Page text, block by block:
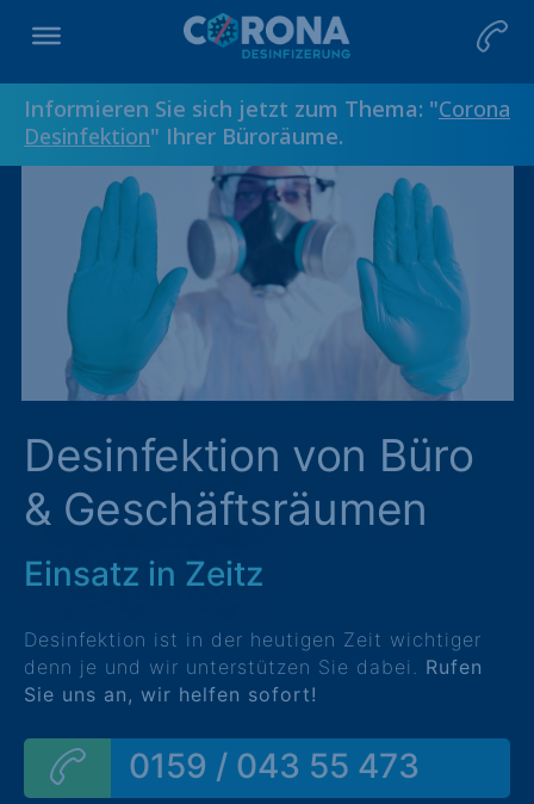
Informieren Sie sich jetzt zum Thema: "Corona
Desinfektion" Ihrer Büroräume.
Desinfektion von Büro
& Geschäftsräumen
Einsatz in Zeitz
Desinfektion ist in der heutigen Zeit wichtiger
denn je und wir unterstützen Sie dabei. Rufen
Sie uns an, wir helfen sofort!
0159 / 043 55 473